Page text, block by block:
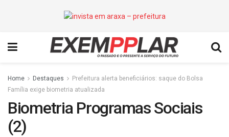
Home Destaques
Prefeitura alerta beneficiários: saque do Bolsa
Família exige biometria atualizada
Biometria Programas Sociais
(2)